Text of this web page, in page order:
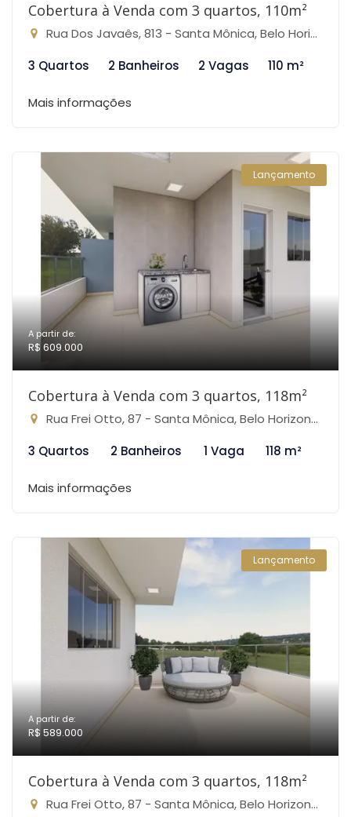
Cobertura à Venda com 3 quartos, 110m²
Rua Dos Javaês, 813 - Santa Mônica, Belo Horizonte-MG
3 Quartos
2 Banheiros 2 Vagas 110 m²
Mais informações
Lançamento
A partir de:
R$ 609.000
Cobertura à Venda com 3 quartos, 118m²
Rua Frei Otto, 87 - Santa Mônica, Belo Horizonte-MG
3 Quartos
2 Banheiros 1 Vaga 118 m²
Mais informações
Lançamento
A partir de:
R$ 589.000
Cobertura à Venda com 3 quartos, 118m²
Rua Frei Otto, 87 - Santa Mônica, Belo Horizonte-MG